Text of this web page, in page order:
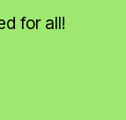
for all!